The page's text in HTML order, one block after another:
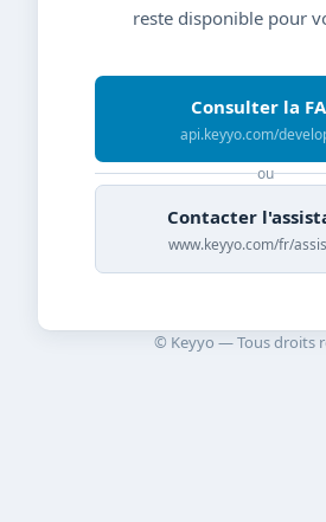
reste disponible pour
Consulter la
api.keyyo.com/
ou
Contacter
www.keyyo.com/fr/
© Keyyo — Tous droits